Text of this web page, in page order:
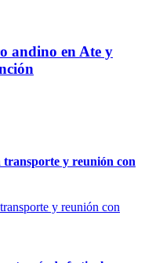
andino en Ate y
transporte y reunión con